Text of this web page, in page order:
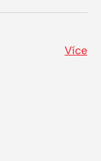
Více